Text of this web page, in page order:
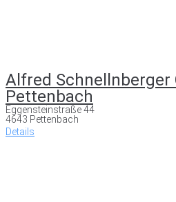
Alfred Schnellnberger
Pettenbach
Eggensteinstraße 44
4643 Pettenbach
Details